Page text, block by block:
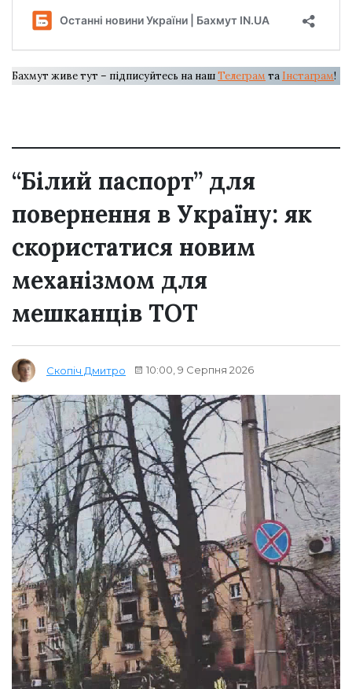
Бахмут живе тут – підписуйтесь на нашТелеграм та Інстаграм!
“Білий паспорт” для
повернення в Україну: як
скористатися новим
механізмом для
мешканців ТОТ
Скопіч Дмитро 10:00, 9 Серпня 2026